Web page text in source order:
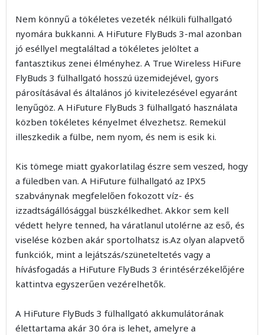
Nem könnyű a tökéletes vezeték nélküli fülhallgató
nyomára bukkanni. A HiFuture FlyBuds 3-mal azonban
jó eséllyel megtaláltad a tökéletes jelöltet a
fantasztikus zenei élményhez. A True Wireless HiFure
FlyBuds 3 fülhallgató hosszú üzemidejével, gyors
párosításával és általános jó kivitelezésével egyaránt
lenyűgöz. A HiFuture FlyBuds 3 fülhallgató használata
közben tökéletes kényelmet élvezhetsz. Remekül
illeszkedik a fülbe, nem nyom, és nem is esik ki.
Kis tömege miatt gyakorlatilag észre sem veszed, hogy
a füledben van. A HiFuture fülhallgató az IPX5
szabványnak megfelelően fokozott víz- és
izzadtságállósággal büszkélkedhet. Akkor sem kell
védett helyre tenned, ha váratlanul utolérne az eső, és
viselése közben akár sportolhatsz is.Az olyan alapvető
funkciók, mint a lejátszás/szüneteltetés vagy a
hívásfogadás a HiFuture FlyBuds 3 érintésérzékelőjére
kattintva egyszerűen vezérelhetők.
A HiFuture FlyBuds 3 fülhallgató akkumulátorának
élettartama akár 30 óra is lehet, amelyre a